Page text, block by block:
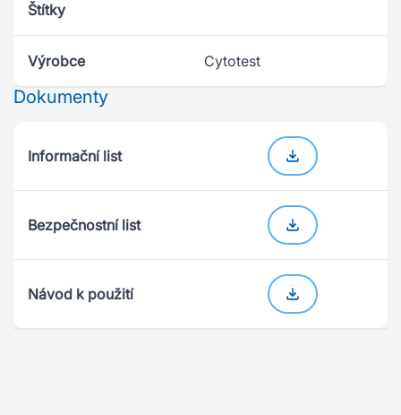
Štítky
Výrobce Cytotest
Dokumenty
Informační list
Bezpečnostní list
Návod k použití